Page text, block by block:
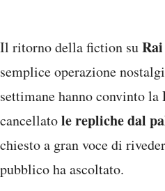
Il ritorno della fiction su
semplice operazione
settimane hanno convinto
cancellatole repliche dal
chiesto a gran voce di
pubblico ha ascoltato.